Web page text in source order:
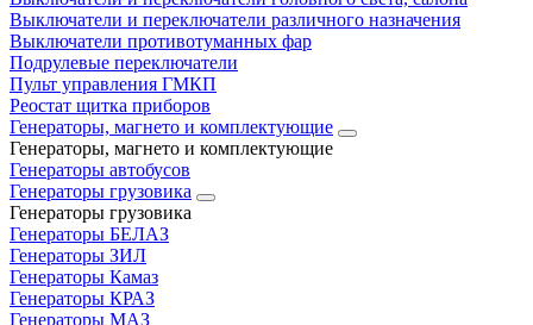
Выключатели и переключатели различного назначения
Выключатели противотуманных фар
Подрулевые переключатели
Пульт управления ГМКП
Реостат щитка приборов
Генераторы, магнето и комплектующие
Генераторы, магнето и комплектующие
Генераторы автобусов
Генераторы грузовика
Генераторы грузовика
Генераторы БЕЛАЗ
Генераторы ЗИЛ
Генераторы Камаз
Генераторы КРАЗ
Генераторы МАЗ